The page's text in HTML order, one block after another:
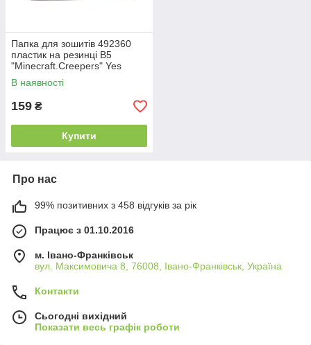
Папка для зошитів 492360
пластик на резинці В5
"Minecraft.Creepers" Yes
В наявності
159 ₴
Купити
Про нас
99% позитивних з 458 відгуків за рік
Працює з 01.10.2016
м. Івано-Франківськ
вул. Максимовича 8, 76008, Івано-Франківськ, Україна
Контакти
Сьогодні вихідний
Показати весь графік роботи